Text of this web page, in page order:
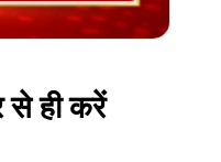
से ही करें